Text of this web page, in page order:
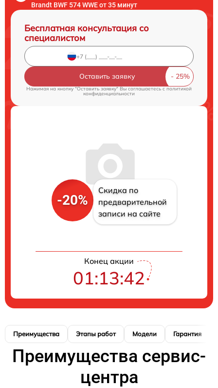
Brandt BWF 574 WWE от 35 минут
Бесплатная консультация со
специалистом
Оставить заявку
Нажимая на кнопку "Оставить заявку" Вы соглашаетесь cполитикой
конфиденциальности
-20%
Скидка по
предварительной
записи на сайте
Конец акции
01:13:41
Преимущества Этапы работ Модели Гарантия
Преимущества сервис-
центра